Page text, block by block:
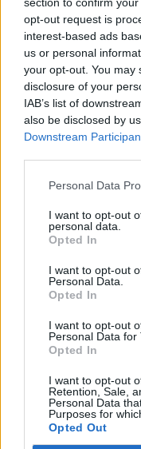
opt-out request is
interest-based ads
us or personal
your opt-out. You may
disclosure of your
IAB’s list of
also be disclosed by
Downstream
Personal Data
I want to opt-out
personal data.
Opted In
I want to opt-out
Personal Data.
Opted In
I want to opt-out
Personal Data for
Opted In
I want to opt-out
Retention, Sale,
Personal Data
Purposes for
Opted Out